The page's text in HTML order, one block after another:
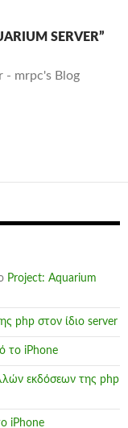
SERVER”
- mrpc's Blog
Project: Aquarium
php στον ίδιο server
το iPhone
εκδόσεων της php
iPhone